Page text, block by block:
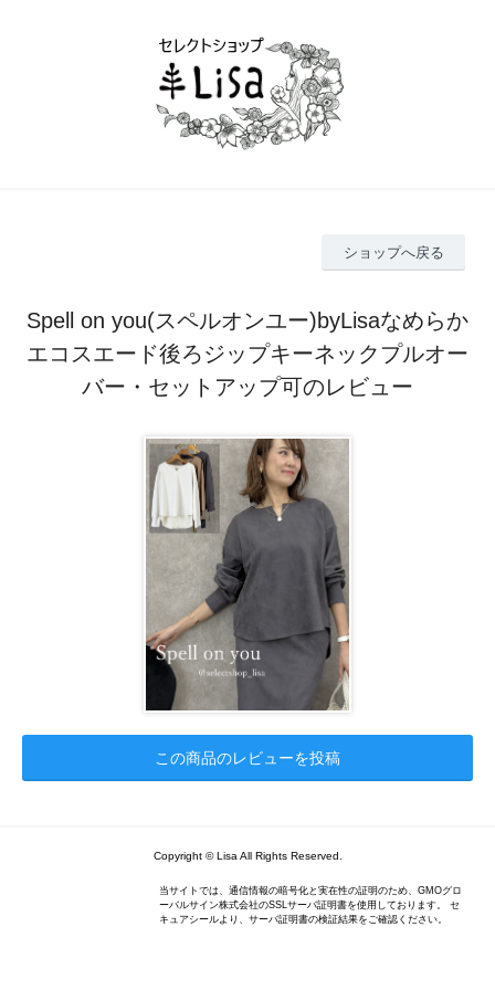
ショップへ戻る
Spell on you(スペルオンユー)byLisaなめらか
エコスエード後ろジップキーネックプルオー
バー・セットアップ可のレビュー
この商品のレビューを投稿
Copyright © Lisa All Rights Reserved.
当サイトでは、通信情報の暗号化と実在性の証明のため、GMOグロ
ーバルサイン株式会社のSSLサーバ証明書を使用しております。 セ
キュアシールより、サーバ証明書の検証結果をご確認ください。